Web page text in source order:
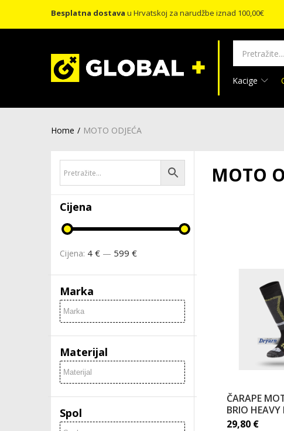
Besplatna dostava u Hrvatskoj za narudžbe iznad 100,00€
Kacige
Home MOTO ODJEĆA
Cijena
Cijena: 4 € — 599 €
Marka
Materijal
Spol
MOTO
ČARAPE
BRIO HEAVY
29,80 €